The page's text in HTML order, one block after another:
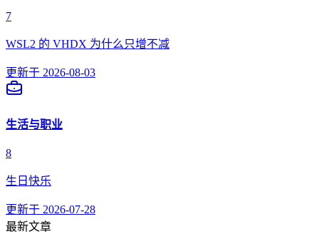
7
WSL2 的 VHDX 为什么只增不减
更新于 2026-08-03
生活与职业
8
生日快乐
更新于 2026-07-28
最新文章